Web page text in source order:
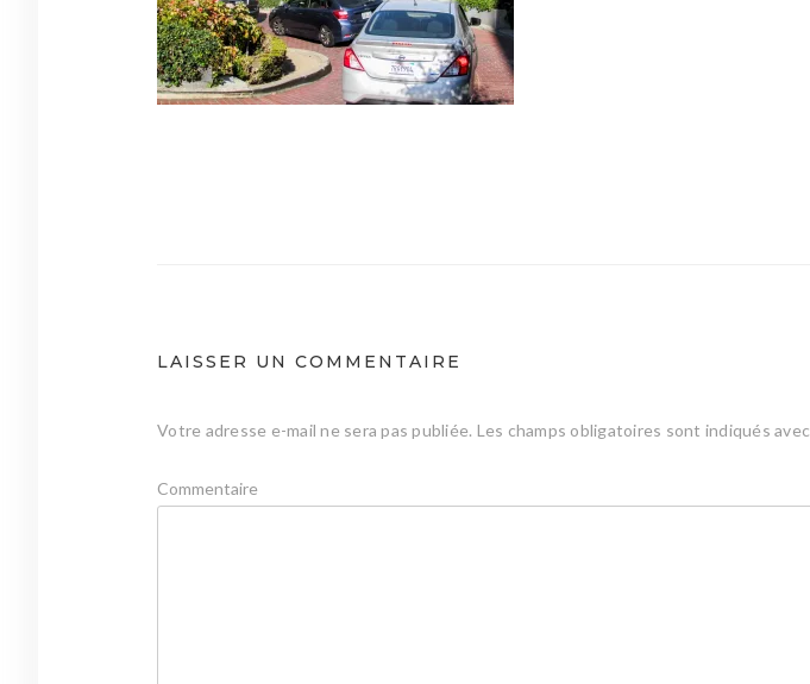
LAISSER UN COMMENTAIRE
Votre adresse e-mail ne sera pas publiée. Les champs obligatoires sont indiqués avec
Commentaire